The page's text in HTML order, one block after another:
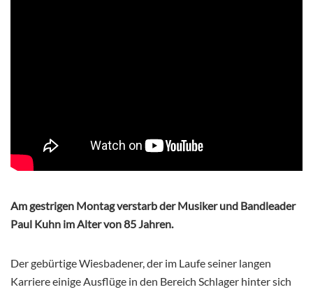
Am gestrigen Montag verstarb der Musiker und Bandleader
Paul Kuhn im Alter von 85 Jahren.
Der gebürtige Wiesbadener, der im Laufe seiner langen
Karriere einige Ausflüge in den Bereich Schlager hinter sich